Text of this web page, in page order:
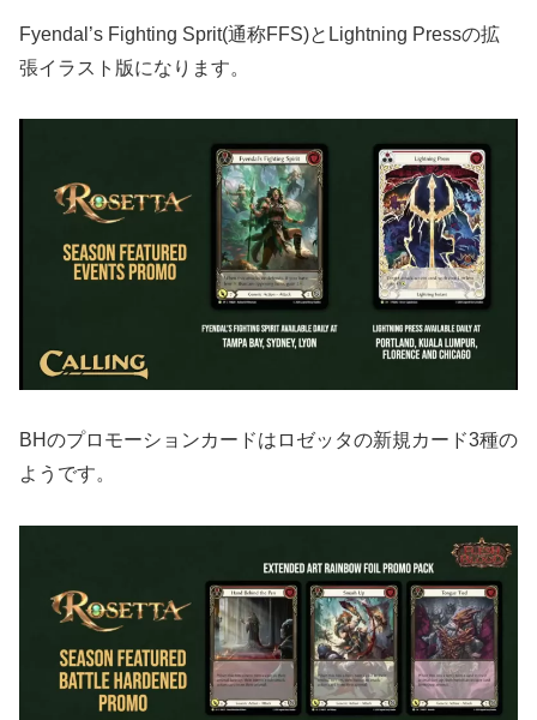
Fyendal’s Fighting Sprit(通称FFS)とLightning Pressの拡
張イラスト版になります。
BHのプロモーションカードはロゼッタの新規カード3種の
ようです。